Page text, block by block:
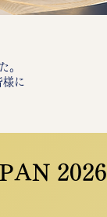
。
に
2026